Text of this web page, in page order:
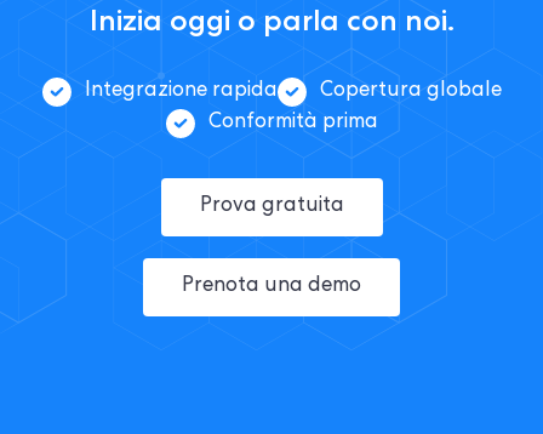
Inizia oggi o parla con noi.
Integrazione rapida
Copertura globale
Conformità prima
Prova gratuita
Prenota una demo